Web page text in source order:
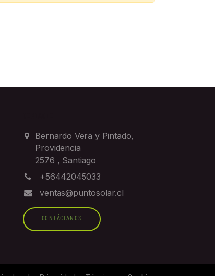
Bernardo Vera y Pintado,
Providencia
2576 , Santiago
+56442045033
ventas@puntosolar.cl
CONTÁCTANOS